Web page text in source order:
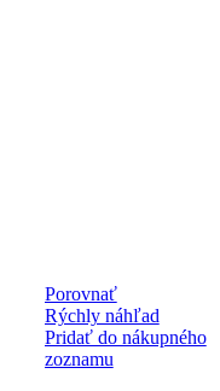
Porovnať
Rýchly náhľad
Pridať do nákupného
zoznamu